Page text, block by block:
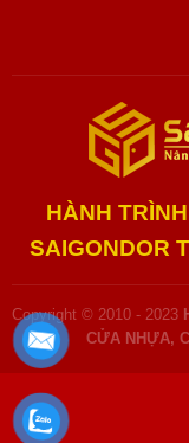
HÀNH
SAIGONDOR
Copyright © 2010 - 2023
CỬA NHỰA,